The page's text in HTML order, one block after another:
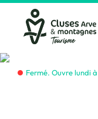
Cluses Arve
Fermé. Ouvre lundi